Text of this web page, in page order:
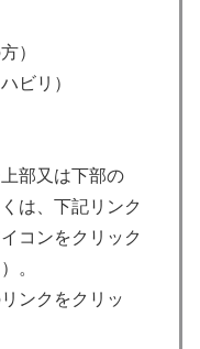
）
ビリ）
部又は下部の
は、下記リンク
コンをクリック
。
ンクをクリッ